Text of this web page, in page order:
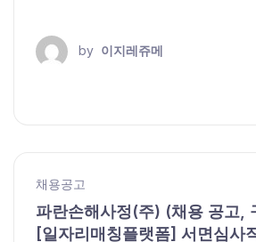
by 이지레쥬메
채용공고
파란손해사정(주) (채용 공고,
[일자리매칭플랫폼] 서면심사